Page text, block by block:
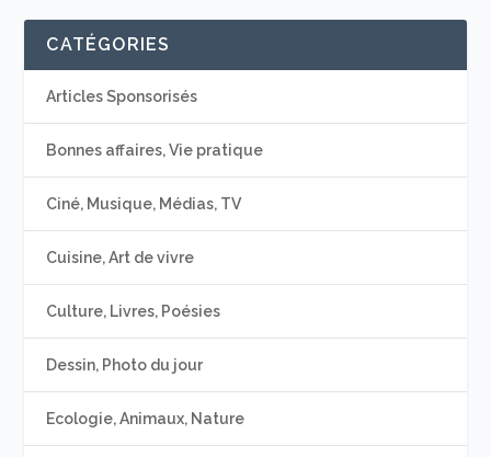
CATÉGORIES
Articles Sponsorisés
Bonnes affaires, Vie pratique
Ciné, Musique, Médias, TV
Cuisine, Art de vivre
Culture, Livres, Poésies
Dessin, Photo du jour
Ecologie, Animaux, Nature